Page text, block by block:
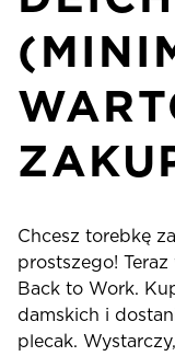
Chcesz torebkę
prostszego!
Back to Work.
damskich i
plecak.